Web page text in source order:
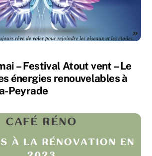
– Festival Atout vent – Le
énergies renouvelables à
Peyrade